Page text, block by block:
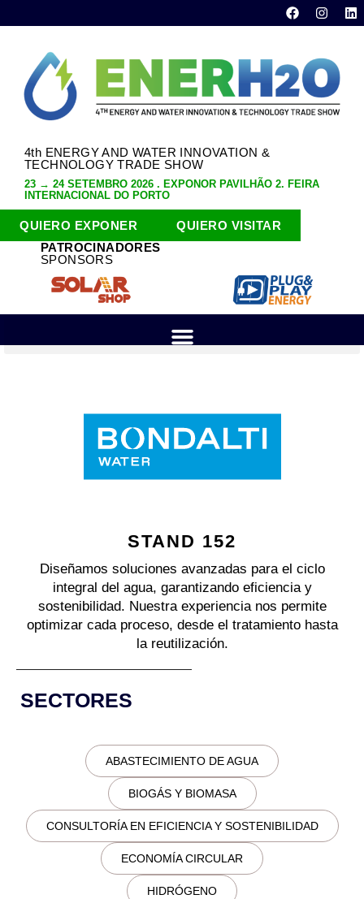
4th ENERGY AND WATER INNOVATION &
TECHNOLOGY TRADE SHOW
23 → 24 SETEMBRO 2026 . EXPONOR PAVILHÃO 2. FEIRA
INTERNACIONAL DO PORTO
QUIERO EXPONER
QUIERO VISITAR
PATROCINADORES
SPONSORS
STAND 152
Diseñamos soluciones avanzadas para el ciclo
integral del agua, garantizando eficiencia y
sostenibilidad. Nuestra experiencia nos permite
optimizar cada proceso, desde el tratamiento hasta
la reutilización.
SECTORES
ABASTECIMIENTO DE AGUA
BIOGÁS Y BIOMASA
CONSULTORÍA EN EFICIENCIA Y SOSTENIBILIDAD
ECONOMÍA CIRCULAR
HIDRÓGENO